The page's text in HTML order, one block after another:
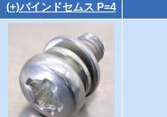
(+)バインドセムス P=4